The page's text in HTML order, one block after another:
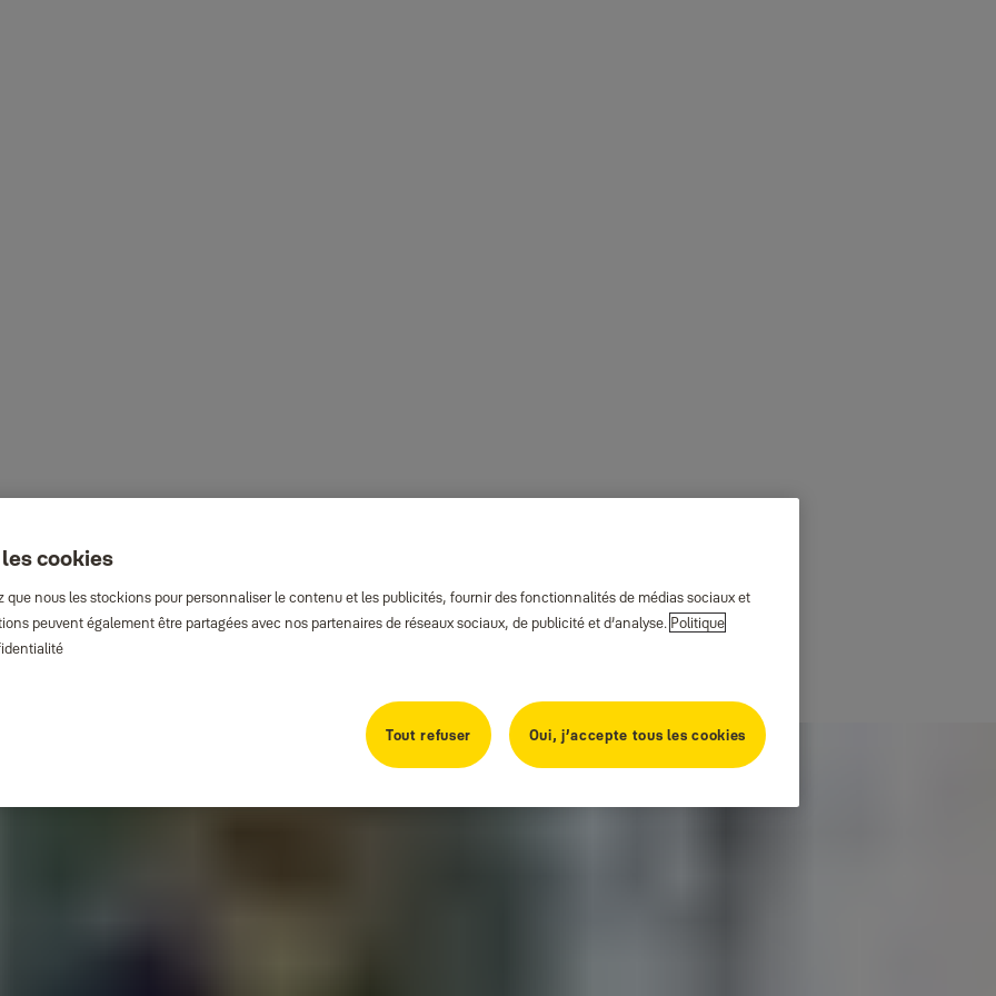
cookies
nous les stockions pour personnaliser le contenu et les publicités, fournir des fonctionnalités de médias sociaux et
peuvent également être partagées avec nos partenaires de réseaux sociaux, de publicité et d’analyse. Politique
Tout refuser
Oui, j’accepte tous les cookies